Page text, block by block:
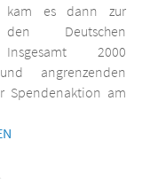
kam es dann zur
Deutschen
2000
angrenzenden
Spendenaktion am